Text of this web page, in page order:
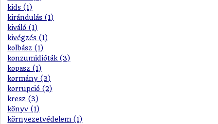
kids (1)
kirándulás (1)
kiváló (1)
kivégzés (1)
kolbász (1)
konzumidióták (3)
kopasz (1)
kormány (3)
korrupció (2)
kresz (3)
könyv (1)
környezetvédelem (1)